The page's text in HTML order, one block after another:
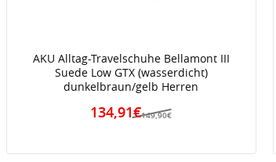
AKU Alltag-Travelschuhe Bellamont III
Suede Low GTX (wasserdicht)
dunkelbraun/gelb Herren
149,90€
134,91€